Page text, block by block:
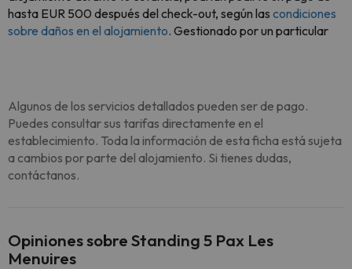
hasta EUR 500 después del check-out, según las condiciones
sobre daños en el alojamiento. Gestionado por un particular
Algunos de los servicios detallados pueden ser de pago.
Puedes consultar sus tarifas directamente en el
establecimiento. Toda la información de esta ficha está sujeta
a cambios por parte del alojamiento. Si tienes dudas,
contáctanos.
Opiniones sobre Standing 5 Pax Les
Menuires